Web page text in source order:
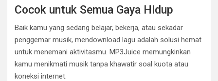
Cocok untuk Semua Gaya Hidup
Baik kamu yang sedang belajar, bekerja, atau sekadar
penggemar musik, mendownload lagu adalah solusi hemat
untuk menemani aktivitasmu. MP3Juice memungkinkan
kamu menikmati musik tanpa khawatir soal kuota atau
koneksi internet.